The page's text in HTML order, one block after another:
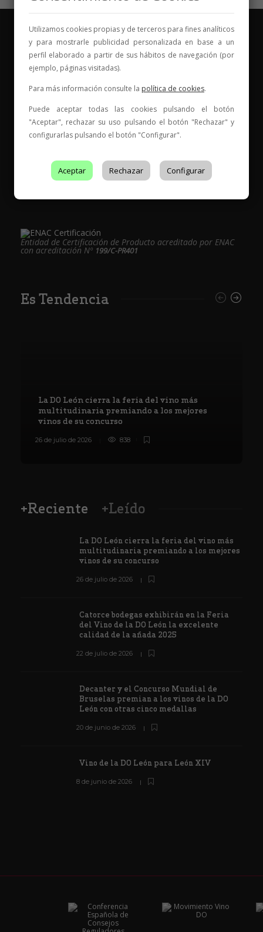
Vinos para compartir historias
Elige tu vino, con quién compartirlo y comienza una
nueva historia.
Entidad de Certificación de Producto acreditado por ENAC
con acreditación Nº 199/C-PR401
Es Tendencia
La DO León cierra la feria del vino más
multitudinaria premiando a los mejores
vinos de su concurso
26 de julio de 2026 838
+Reciente +Leído
La DO León cierra la feria del vino más
multitudinaria premiando a los mejores
vinos de su concurso
26 de julio de 2026
Catorce bodegas exhibirán en la Feria
del Vino de la DO León la excelente
calidad de la añada 2025
22 de julio de 2026
Decanter y el Concurso Mundial de
Bruselas premian a los vinos de la DO
León con otras cinco medallas
20 de junio de 2026
Vino de la DO León para León XIV
8 de junio de 2026
Utilizamos cookies propias y de terceros para fines analíticos
y para mostrarle publicidad personalizada en base a un
perfil elaborado a partir de sus hábitos de navegación (por
ejemplo, páginas visitadas).
Para más información consulte la política de cookies.
Puede aceptar todas las cookies pulsando el botón
"Aceptar", rechazar su uso pulsando el botón "Rechazar" y
configurarlas pulsando el botón "Configurar".
Aceptar Rechazar Configurar